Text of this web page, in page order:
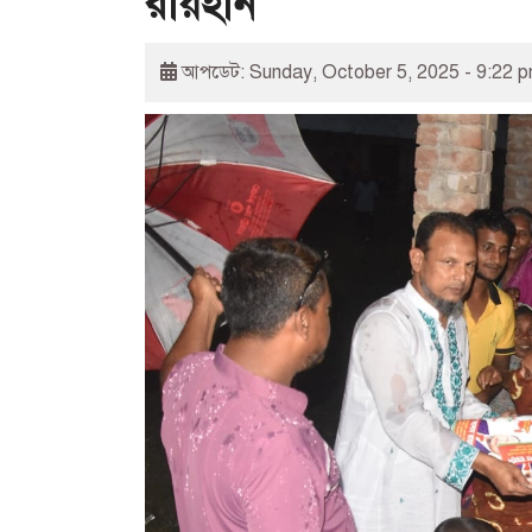
আপডেট: Sunday, October 5, 2025 - 9:22